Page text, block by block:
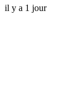
il y a 1 jour